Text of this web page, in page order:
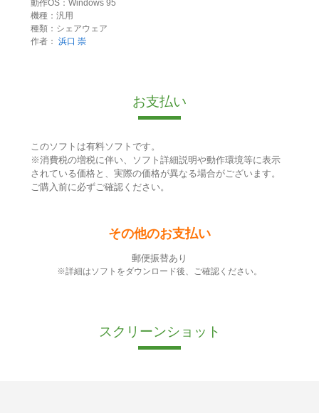
動作OS：Windows 95
機種：汎用
種類：シェアウェア
作者： 浜口 崇
お支払い
このソフトは有料ソフトです。
※消費税の増税に伴い、ソフト詳細説明や動作環境等に表示
されている価格と、実際の価格が異なる場合がございます。
ご購入前に必ずご確認ください。
その他のお支払い
郵便振替あり
※詳細はソフトをダウンロード後、ご確認ください。
スクリーンショット